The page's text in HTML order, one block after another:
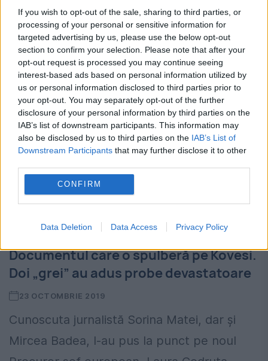
If you wish to opt-out of the sale, sharing to third parties, or
processing of your personal or sensitive information for
targeted advertising by us, please use the below opt-out
section to confirm your selection. Please note that after your
opt-out request is processed you may continue seeing
interest-based ads based on personal information utilized by
us or personal information disclosed to third parties prior to
your opt-out. You may separately opt-out of the further
disclosure of your personal information by third parties on the
IAB’s list of downstream participants. This information may
also be disclosed by us to third parties on the IAB’s List of
Downstream Participants that may further disclose it to other
CONFIRM
Data Deletion Data Access Privacy Policy
Replici dure în direct la TV. Sorina Matei
și un nume greu din România, la cuțite
2 NOIEMBRIE 2019
Jurnalista Sorina Matei a avut parte de un
dialog tensionat cu Oana Gheorghiu, după
ce a încercat să afle detalii din trecutul
acesteia. Oana Gheorghiu, cofondatoare a
Asociației „Dăruiește Viață”,...
Documentul care o spulberă pe Kovesi.
Doi „grei” au adus probe devastatoare
23 OCTOMBRIE 2019
Cunoscuta jurnalistă Sorina Matei, dar și
Mircea Badea, l-au pus la punct pe noul